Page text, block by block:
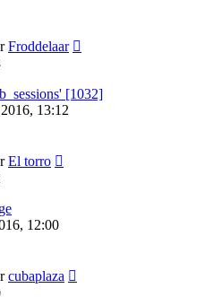
Froddelaar
[1032]
13:12
El torro
12:00
cubaplaza